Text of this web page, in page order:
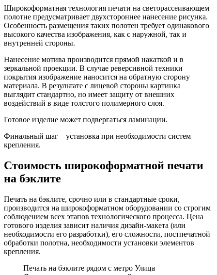
Широкоформатная технология печати на светорассеивающем
полотне предусматривает двухстороннее нанесение рисунка.
Особенность размещения таких полотен требует одинакового
высокого качества изображения, как с наружной, так и
внутренней стороны.
Нанесение мотива производится прямой накаткой и в
зеркальной проекции. В случае реверсивной техники
покрытия изображение наносится на обратную сторону
материала. В результате с лицевой стороны картинка
выглядит стандартно, но имеет защиту от внешних
воздействий в виде толстого полимерного слоя.
Готовое изделие может подвергаться ламинации.
Финальный шаг – установка при необходимости систем
крепления.
Стоимость широкоформатной печати
на бэклите
Печать на бэклите, срочно или в стандартные сроки,
производится на широкоформатном оборудовании со строгим
соблюдением всех этапов технологического процесса. Цена
готового изделия зависит наличия дизайн-макета (или
необходимости его разработки), его сложности, постпечатной
обработки полотна, необходимости установки элементов
крепления.
Печать на бэклите рядом с метро Улица